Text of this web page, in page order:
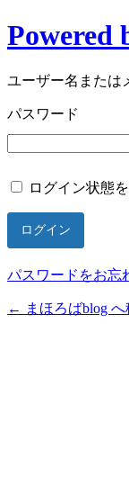
Powered
ユーザー名または
パスワード
ログイン状態
パスワードをお忘
← まほろばblog へ